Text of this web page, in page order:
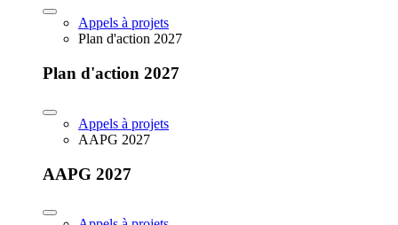
Appels à projets
Plan d'action 2027
Plan d'action 2027
Appels à projets
AAPG 2027
AAPG 2027